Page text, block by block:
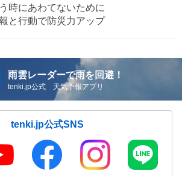
時にあわてないために
と行動で防災力アップ
雨雲レーダーで雨を回避！
tenki.jp公式 天気予報アプリ
tenki.jp公式SNS